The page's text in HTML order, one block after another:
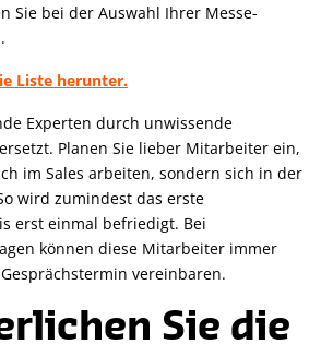
Sie bei der Auswahl Ihrer Messe-
Liste herunter.
Experten durch unwissende
Planen Sie lieber Mitarbeiter ein,
im Sales arbeiten, sondern sich in der
wird zumindest das erste
erst einmal befriedigt. Bei
können diese Mitarbeiter immer
vereinbaren.
Sie die